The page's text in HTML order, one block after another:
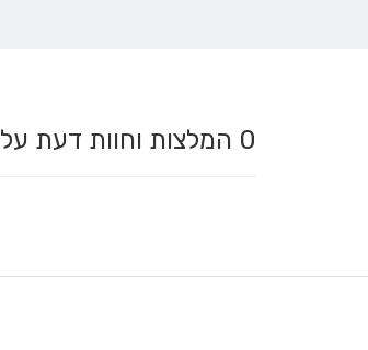
0 המלצות וחוות דעת על Alpha Neta